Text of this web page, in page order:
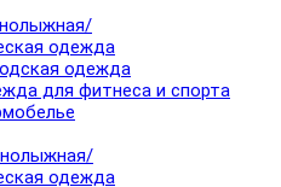
одежда
одежда
для фитнеса и спорта
одежда